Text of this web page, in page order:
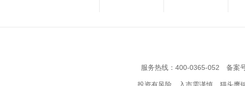
服务热线：400-0365-052 备案